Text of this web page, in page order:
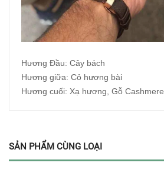
Hương Đầu: Cây bách
Hương giữa: Cỏ hương bài
Hương cuối: Xạ hương, Gỗ Cashmere
SẢN PHẨM CÙNG LOẠI